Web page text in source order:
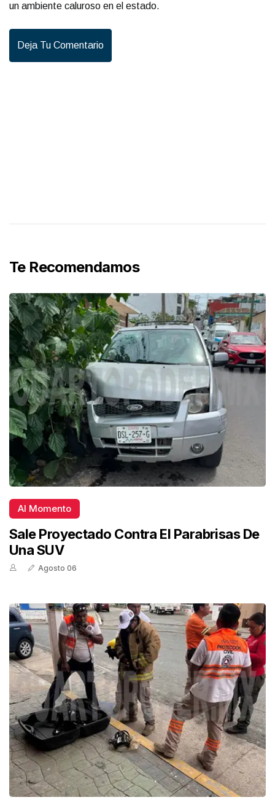
un ambiente caluroso en el estado.
Deja Tu Comentario
Te Recomendamos
Al Momento
Sale Proyectado Contra El Parabrisas De
Una SUV
Agosto 06